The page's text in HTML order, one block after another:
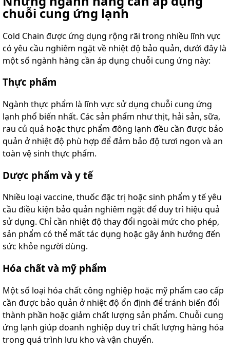
chuỗi cung ứng lạnh
Cold Chain được ứng dụng rộng rãi trong nhiều lĩnh vực
có yêu cầu nghiêm ngặt về nhiệt độ bảo quản, dưới đây là
một số ngành hàng cần áp dụng chuỗi cung ứng này:
Thực phẩm
Ngành thực phẩm là lĩnh vực sử dụng chuỗi cung ứng
lạnh phổ biến nhất. Các sản phẩm như thịt, hải sản, sữa,
rau củ quả hoặc thực phẩm đông lạnh đều cần được bảo
quản ở nhiệt độ phù hợp để đảm bảo độ tươi ngon và an
toàn vệ sinh thực phẩm.
Dược phẩm và y tế
Nhiều loại vaccine, thuốc đặc trị hoặc sinh phẩm y tế yêu
cầu điều kiện bảo quản nghiêm ngặt để duy trì hiệu quả
sử dụng. Chỉ cần nhiệt độ thay đổi ngoài mức cho phép,
sản phẩm có thể mất tác dụng hoặc gây ảnh hưởng đến
sức khỏe người dùng.
Hóa chất và mỹ phẩm
Một số loại hóa chất công nghiệp hoặc mỹ phẩm cao cấp
cần được bảo quản ở nhiệt độ ổn định để tránh biến đổi
thành phần hoặc giảm chất lượng sản phẩm. Chuỗi cung
ứng lạnh giúp doanh nghiệp duy trì chất lượng hàng hóa
trong quá trình lưu kho và vận chuyển.